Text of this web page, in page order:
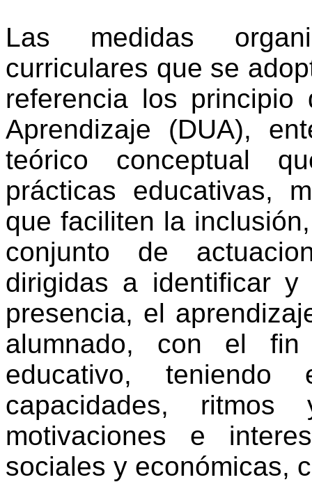
Las medidas
curriculares que se
referencia los
Aprendizaje (DUA),
teórico conceptual
prácticas educativas,
que faciliten la
conjunto de
dirigidas a identificar
presencia, el
alumnado, con el
educativo,
capacidades,
motivaciones e
sociales y económicas,